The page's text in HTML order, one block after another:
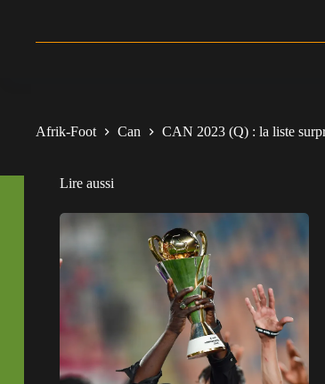
Afrik-Foot Can CAN 2023 (Q) : la liste
Lire aussi